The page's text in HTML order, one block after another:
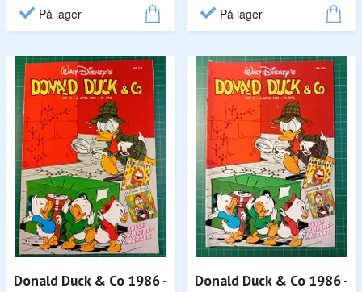
På lager På lager
Donald Duck & Co 1986 -
Donald Duck & Co 1986 -